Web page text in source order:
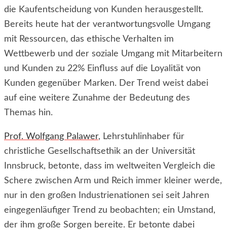
die Kaufentscheidung von Kunden herausgestellt.
Bereits heute hat der verantwortungsvolle Umgang
mit Ressourcen, das ethische Verhalten im
Wettbewerb und der soziale Umgang mit Mitarbeitern
und Kunden zu 22% Einfluss auf die Loyalität von
Kunden gegenüber Marken. Der Trend weist dabei
auf eine weitere Zunahme der Bedeutung des
Themas hin.
Prof. Wolfgang Palawer, Lehrstuhlinhaber für
christliche Gesellschaftsethik an der Universität
Innsbruck, betonte, dass im weltweiten Vergleich die
Schere zwischen Arm und Reich immer kleiner werde,
nur in den großen Industrienationen sei seit Jahren
eingegenläufiger Trend zu beobachten; ein Umstand,
der ihm große Sorgen bereite. Er betonte dabei